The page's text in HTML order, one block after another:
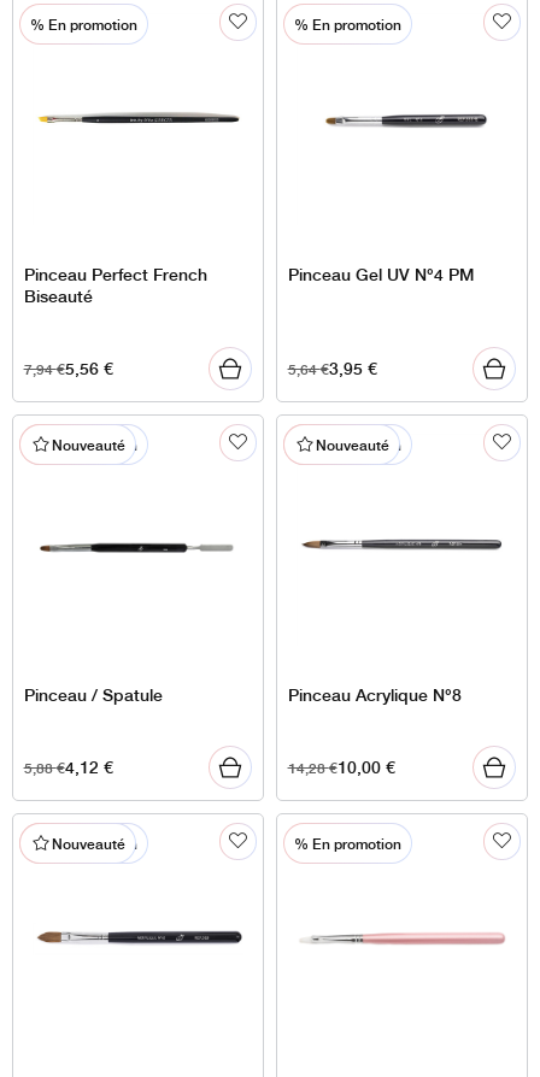
% En promotion
Pinceau Perfect French
Biseauté
7,94€5,56€
% En promotion
Pinceau Gel UV N°4 PM
5,64€3,95€
% En promotion
Nouveauté
Pinceau / Spatule
5,88€4,12 €
% En promotion
Nouveauté
Pinceau Acrylique N°8
14,28€10,00€
% En promotion
Nouveauté % En promotion